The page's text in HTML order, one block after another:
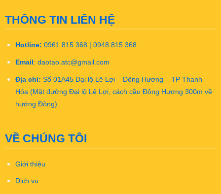
THÔNG TIN LIÊN HỆ
Hotline: 0961 815 368 | 0948 815 368
Email : daotao.atc@gmail.com
Địa chỉ: Số 01A45 Đại lộ Lê Lợi – Đông Hương – TP Thanh
Hóa (Mặt đường Đại lộ Lê Lợi, cách cầu Đông Hương 300m về
hướng Đông)
VỀ CHÚNG TÔI
Giới thiệu
Dịch vụ